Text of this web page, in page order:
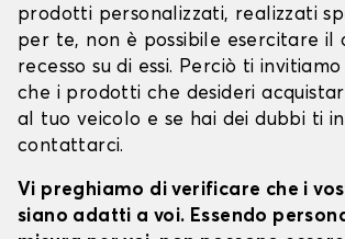
prodotti personalizzati, realizzati
per te, non è possibile esercitare il
recesso su di essi. Perciò ti
che i prodotti che desideri
al tuo veicolo e se hai dei dubbi ti
contattarci.
Vi preghiamo di verificare che i
siano adatti a voi. Essendo